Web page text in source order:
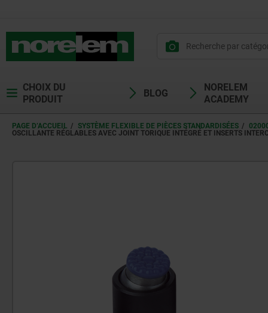
CHOIX DU
PRODUIT
BLOG
NORELEM
ACADEMY
PAGE D’ACCUEIL SYSTÈME FLEXIBLE DE PIÈCES STANDARDISÉES
OSCILLANTE RÉGLABLES AVEC JOINT TORIQUE INTÉGRÉ ET INSERTS